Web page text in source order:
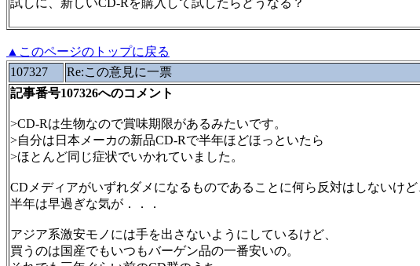
試しに、新しいCD-Rを購入して試したらどうなる？
▲このページのトップに戻る
107327
Re:この意見に一票
記事番号107326へのコメント
>CD-Rは生物なので賞味期限があるみたいです。
>自分は日本メーカの新品CD-Rで半年ほどほっといたら
>ほとんど同じ症状でいかれていました。
CDメディアがいずれダメになるものであることに何ら反対はしないけど
半年は早過ぎな気が．．．
アジア系激安モノには手を出さないようにしているけど、
買うのは国産でもいつもバーゲン品の一番安いの。